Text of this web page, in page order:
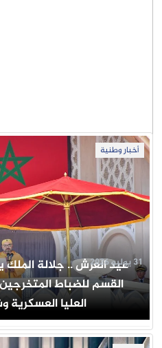
أخبار وطنية
عيد العرش .. جلالة
القسم للضباط
العليا
31 يوليو 2026